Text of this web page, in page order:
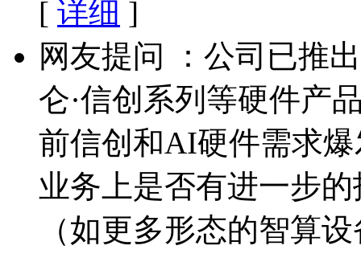
[ 详细 ]
网友提问 ：公司已推
仑·信创系列等硬件产
前信创和AI硬件需求
业务上是否有进一步
（如更多形态的智算